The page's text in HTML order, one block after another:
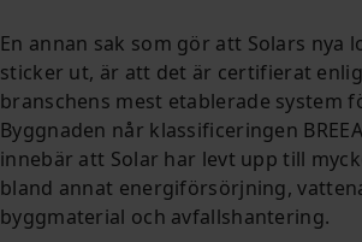
En annan sak som gör att Solars nya
sticker ut, är att det är certifierat
branschens mest etablerade system
Byggnaden når klassificeringen
innebär att Solar har levt upp till
bland annat energiförsörjning,
byggmaterial och avfallshantering.